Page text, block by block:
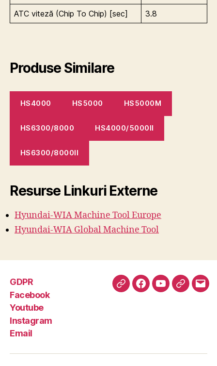
ATC viteză (Chip To Chip) [sec]
3.8
Produse Similare
HS4000 HS5000 HS5000M
HS6300/8000 HS4000/5000II
HS6300/8000II
Resurse Linkuri Externe
Hyundai-WIA Machine ToolEurope
Hyundai-WIA Global Machine Tool
GDPR
Facebook
Youtube
Instagram
Email
GDPRFacebook
Youtube